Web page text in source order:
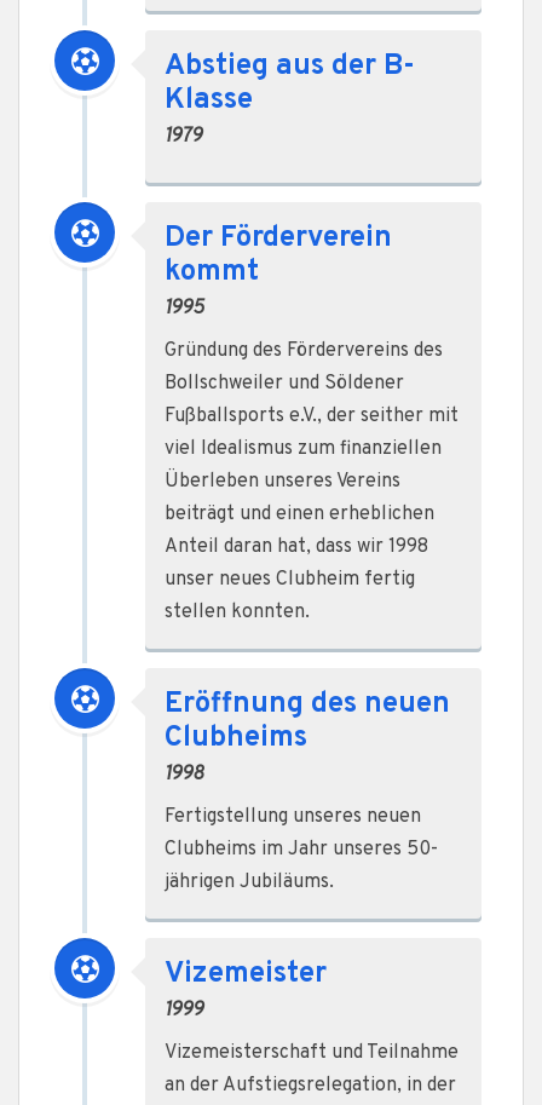
Abstieg aus der B-
Klasse
1979
Der Förderverein
kommt
1995
Gründung des Fördervereins des
Bollschweiler und Söldener
Fußballsports e.V., der seither mit
viel Idealismus zum finanziellen
Überleben unseres Vereins
beiträgt und einen erheblichen
Anteil daran hat, dass wir 1998
unser neues Clubheim fertig
stellen konnten.
Eröffnung des neuen
Clubheims
1998
Fertigstellung unseres neuen
Clubheims im Jahr unseres 50-
jährigen Jubiläums.
Vizemeister
1999
Vizemeisterschaft und Teilnahme
an der Aufstiegsrelegation, in der